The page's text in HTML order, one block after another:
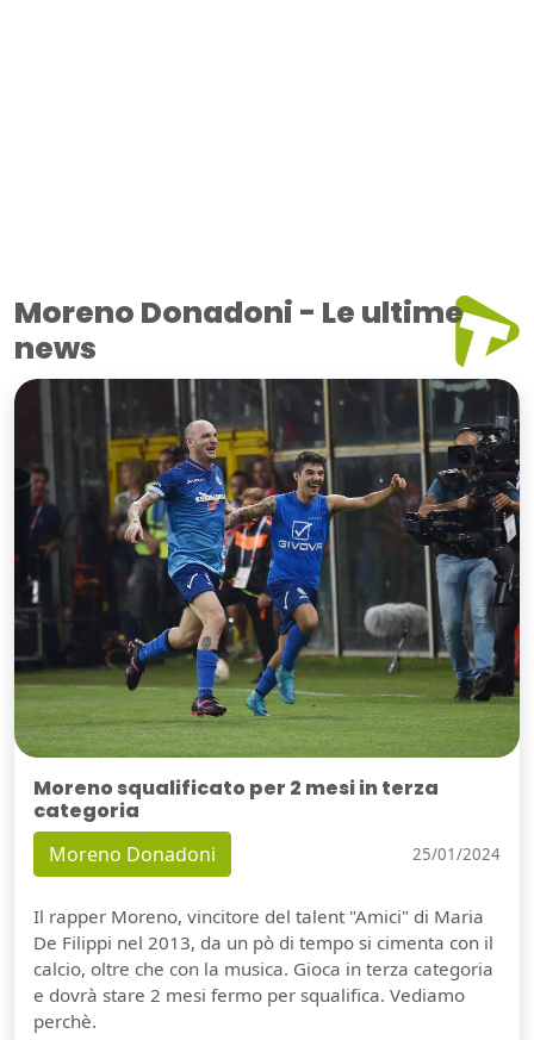
Moreno Donadoni - Le ultime
news
Moreno squalificato per 2 mesi in terza
categoria
Moreno Donadoni 25/01/2024
Il rapper Moreno, vincitore del talent "Amici" di Maria
De Filippi nel 2013, da un pò di tempo si cimenta con il
calcio, oltre che con la musica. Gioca in terza categoria
e dovrà stare 2 mesi fermo per squalifica. Vediamo
perchè.